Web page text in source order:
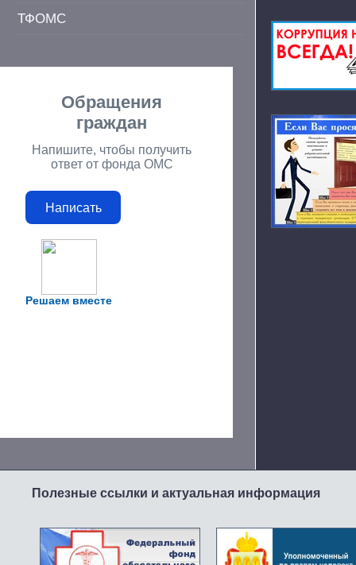
ТФОМС
Решаем вместе
Обращения
граждан
Напишите, чтобы получить
ответ от фонда ОМС
Написать
Полезные ссылки и актуальная информация